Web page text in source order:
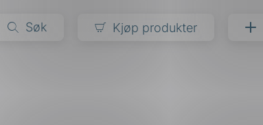
Søk Kjøp produkter